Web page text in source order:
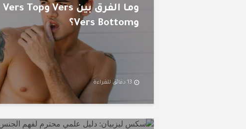
وما الفرق بين Vers وVers Top
وVers Bottom؟
13 دقائق للقراءة